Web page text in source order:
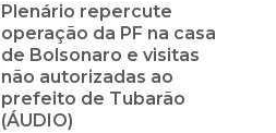
Plenário repercute
operação da PF na casa
de Bolsonaro e visitas
não autorizadas ao
prefeito de Tubarão
(ÁUDIO)